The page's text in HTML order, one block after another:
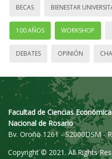
BECAS BIENESTAR
100 AÑOS WORKSHOP
DEBATES OPINIÓN
Facultad de Ciencias
Nacional de Rosario
Bv. Oroño 1261 - S2000DSM -
Copyright © 2021. All Rights